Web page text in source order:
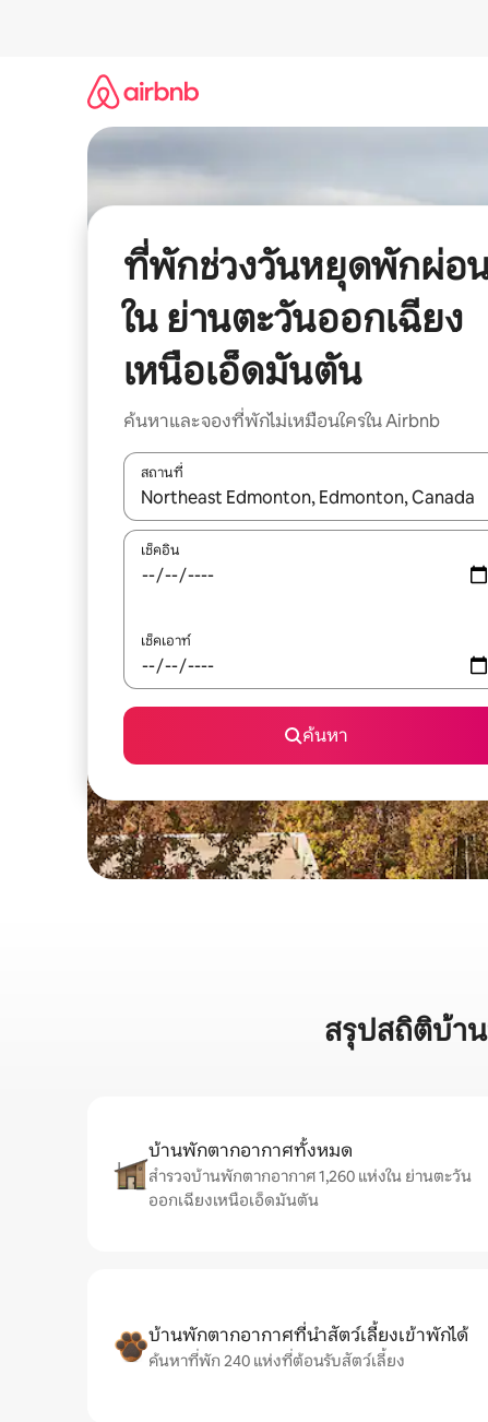
ที่พักช่วงวันหยุดพักผ่อ
ใน ย่านตะวันออกเฉียง
เหนือเอ็ดมันตัน
ค้นหาและจองที่พักไม่เหมือนใครใน Airbnb
สถานที่
ใช้ลูกศรขึ้นลง หรือใช้การสัมผัสหรือปัด เพื่อสำรวจผ
เช็คอิน
เช็คเอาท์
ค้นหา
สรุปสถิติบ้า
บ้านพักตากอากาศทั้งหมด
สำรวจบ้านพักตากอากาศ 1,260 แห่งใน ย่านตะวัน
ออกเฉียงเหนือเอ็ดมันตัน
บ้านพักตากอากาศที่นำสัตว์เลี้ยงเข้าพักได้
ค้นหาที่พัก 240 แห่งที่ต้อนรับสัตว์เลี้ยง